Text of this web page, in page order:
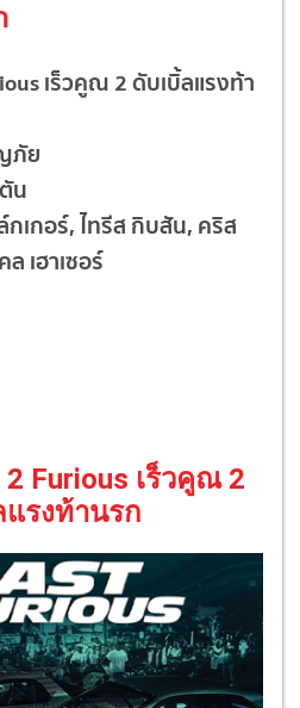
เร็วคูณ 2 ดับเบิ้ลแรงท้า
ภัย
น
เกอร์, ไทรีส กิบสัน, คริส
ล เฮาเซอร์
2 Furious เร็วคูณ 2
แรงท้านรก